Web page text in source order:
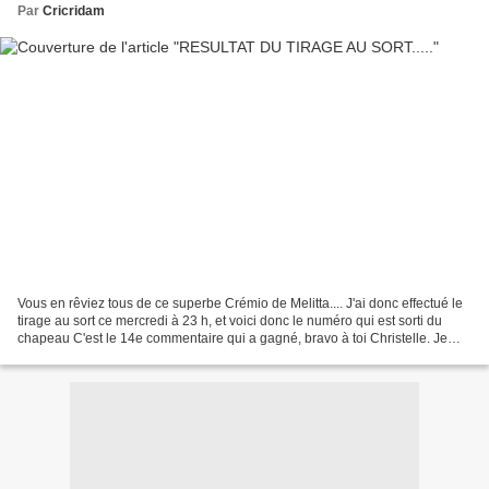
Par Cricridam
Vous en rêviez tous de ce superbe Crémio de Melitta.... J'ai donc effectué le
tirage au sort ce mercredi à 23 h, et voici donc le numéro qui est sorti du
chapeau C'est le 14e commentaire qui a gagné, bravo à toi Christelle. Je